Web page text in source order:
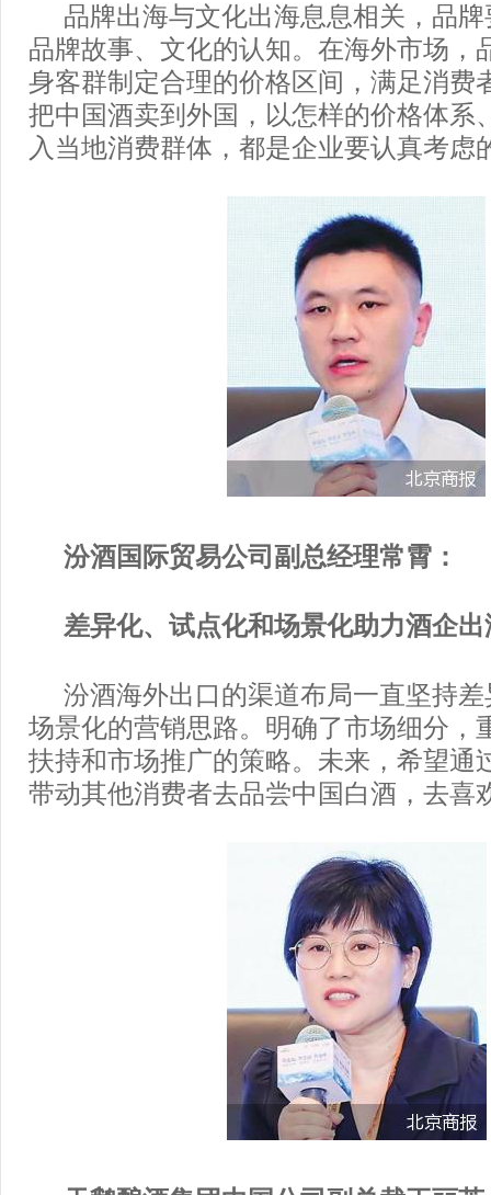
品牌出海与文化出海息息相关，品
品牌故事、文化的认知。在海外市场，
身客群制定合理的价格区间，满足消费
把中国酒卖到外国，以怎样的价格体系
入当地消费群体，都是企业要认真考虑
汾酒国际贸易公司副总经理常霄：
差异化、试点化和场景化助力酒企出
汾酒海外出口的渠道布局一直坚持
场景化的营销思路。明确了市场细分，
扶持和市场推广的策略。未来，希望通
带动其他消费者去品尝中国白酒，去喜